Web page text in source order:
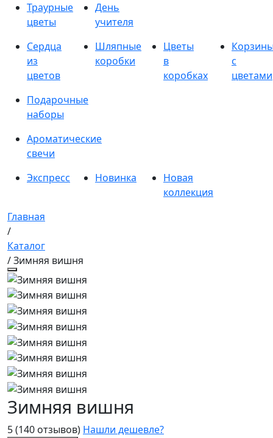
Траурные
цветы
День
учителя
Сердца
из
цветов
Шляпные
коробки
Цветы
в
коробках
с
цветами
Подарочные
наборы
Ароматические
свечи
Экспресс
Новинка
Новая
коллекция
Главная
/
Каталог
/ Зимняя вишня
5(140 отзывов) Нашли дешевле?
Зимняя вишня